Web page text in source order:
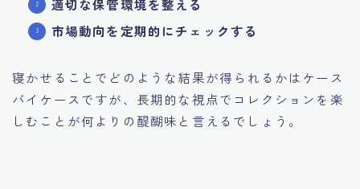
適切な保管環境を整える
市場動向を定期的にチェックする
寝かせることでどのような結果が得られるかはケース
バイケースですが、長期的な視点でコレクションを楽
しむことが何よりの醍醐味と言えるでしょう。